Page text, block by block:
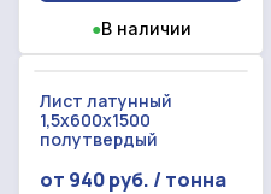
●В наличии
Лист латунный
1,5x600x1500
полутвердый
от 940 руб. / тонна